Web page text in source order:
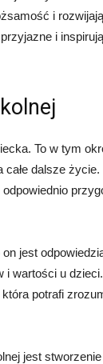
i
i
To w tym
dalsze
jest
i wartości u
potrafi
jest